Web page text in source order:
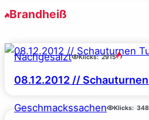
Brandheiß
Nachgesalzt Klicks: 2915
08.12.2012 //
Geschmackssachen Klicks: